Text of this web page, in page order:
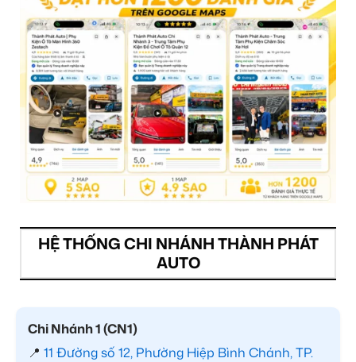
HỆ THỐNG CHI NHÁNH THÀNH PHÁT
AUTO
Chi Nhánh 1 (CN1)
📍 11 Đường số 12, Phường Hiệp Bình Chánh, TP.